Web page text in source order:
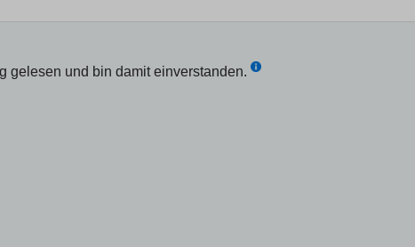
gelesen und bin damit einverstanden.